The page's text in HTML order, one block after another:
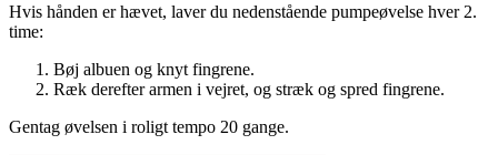
Hvis hånden er hævet, laver du nedenstående pumpeøvelse hver 2.
time:
Bøj albuen og knyt fingrene.
Ræk derefter armen i vejret, og stræk og spred fingrene.
Gentag øvelsen i roligt tempo 20 gange.